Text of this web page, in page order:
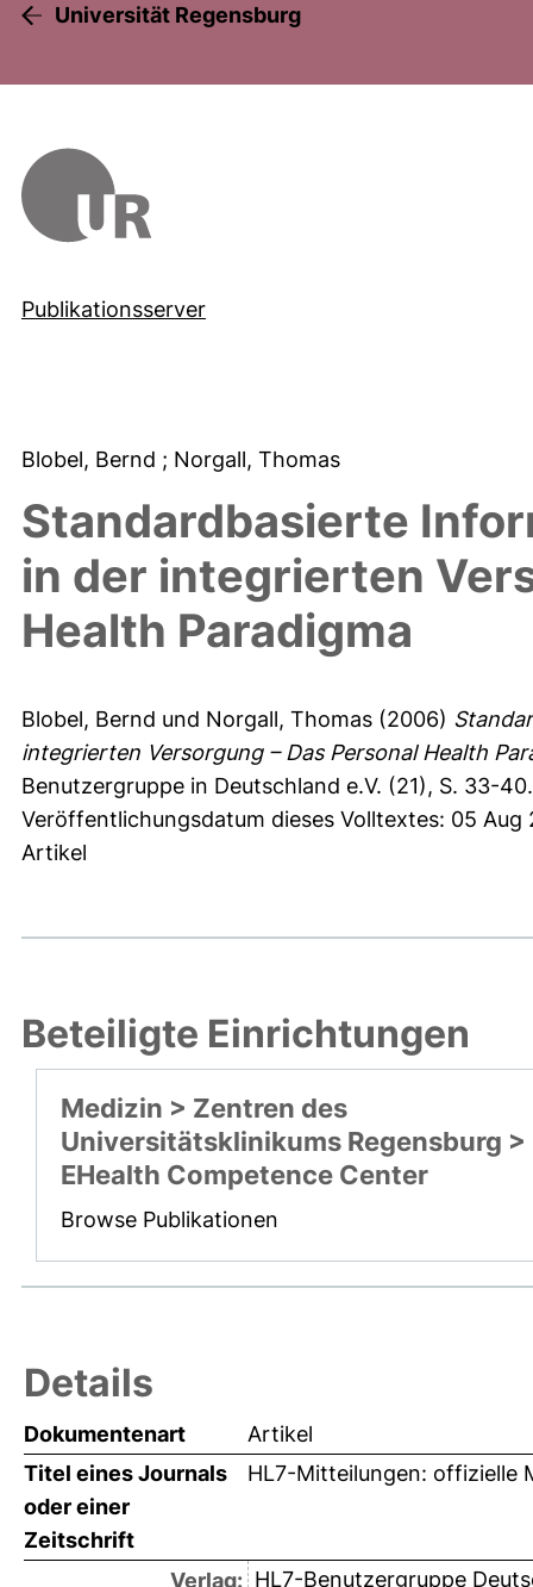
Universität Regensburg
Publikationsserver
Blobel, Bernd ; Norgall, Thomas
Standardbasierte
in der integrierten
Health Paradigma
Blobel, Bernd und Norgall, Thomas (2006)
integrierten Versorgung – Das Personal Health
Benutzergruppe in Deutschland e.V. (21), S. 33-40.
Veröffentlichungsdatum dieses Volltextes: 05 Aug
Artikel
Beteiligte Einrichtungen
Medizin > Zentren des
Universitätsklinikums Regensburg >
EHealth Competence Center
Browse Publikationen
Details
Dokumentenart
Artikel
Titel eines Journals
oder einer
Zeitschrift
HL7-Mitteilungen: offizielle
Verlag: HL7-Benutzergruppe